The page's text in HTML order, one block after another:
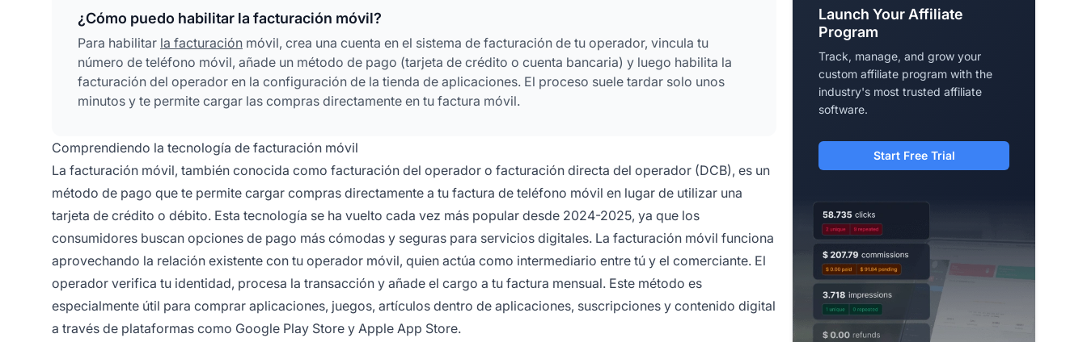
¿Cómo puedo habilitar la facturación móvil?
Para habilitar la facturación móvil, crea una cuenta en el sistema de facturación de tu operador, vincula tu
número de teléfono móvil, añade un método de pago (tarjeta de crédito o cuenta bancaria) y luego habilita la
facturación del operador en la configuración de la tienda de aplicaciones. El proceso suele tardar solo unos
minutos y te permite cargar las compras directamente en tu factura móvil.
Comprendiendo la tecnología de facturación móvil
La facturación móvil, también conocida como facturación del operador o facturación directa del operador (DCB), es un
método de pago que te permite cargar compras directamente a tu factura de teléfono móvil en lugar de utilizar una
tarjeta de crédito o débito. Esta tecnología se ha vuelto cada vez más popular desde 2024-2025, ya que los
consumidores buscan opciones de pago más cómodas y seguras para servicios digitales. La facturación móvil funciona
aprovechando la relación existente con tu operador móvil, quien actúa como intermediario entre tú y el comerciante. El
operador verifica tu identidad, procesa la transacción y añade el cargo a tu factura mensual. Este método es
especialmente útil para comprar aplicaciones, juegos, artículos dentro de aplicaciones, suscripciones y contenido digital
a través de plataformas como Google Play Store y Apple App Store.
Launch Your Affiliate
Program
Track, manage, and grow your
custom affiliate program with the
industry's most trusted affiliate
software.
Start Free Trial